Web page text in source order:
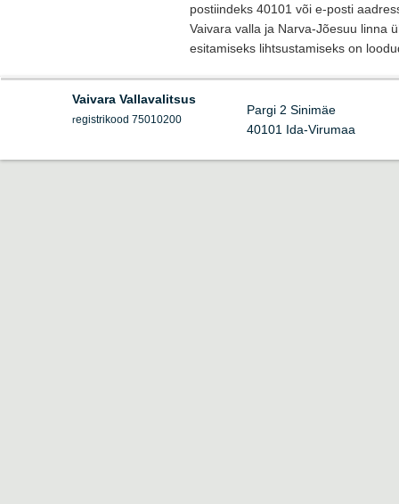
postiindeks 40101 või e-posti
Vaivara valla ja Narva-Jõesuu linna
esitamiseks lihtsustamiseks on
Vaivara Vallavalitsus
registrikood 75010200
Pargi 2 Sinimäe
40101 Ida-Virumaa